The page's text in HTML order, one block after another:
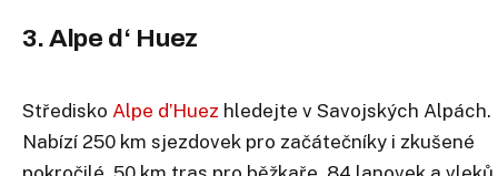
3. Alpe d‘ Huez
Středisko Alpe d’Huez hledejte v Savojských Alpách.
Nabízí 250 km sjezdovek pro začátečníky i zkušené